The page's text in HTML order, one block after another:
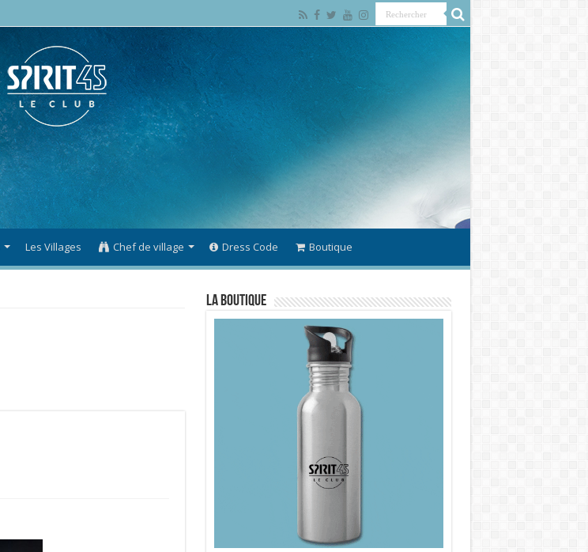
Les Villages Chef de village Dress Code Boutique
La Boutique